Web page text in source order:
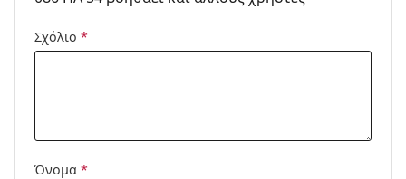
Προϊόντος /
Σχόλιο *
Όνομα *